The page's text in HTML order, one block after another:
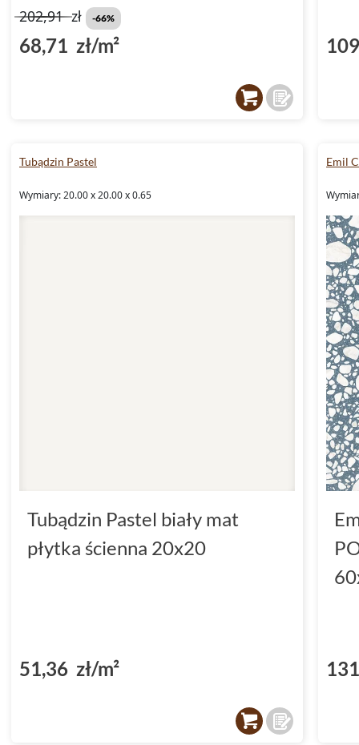
202,91zł -66%
68,71 zł/m²
Tubądzin Pastel
Wymiary: 20.00 x 20.00 x 0.65
Tubądzin Pastel biały mat
płytka ścienna 20x20
51,36 zł/m²
Emil